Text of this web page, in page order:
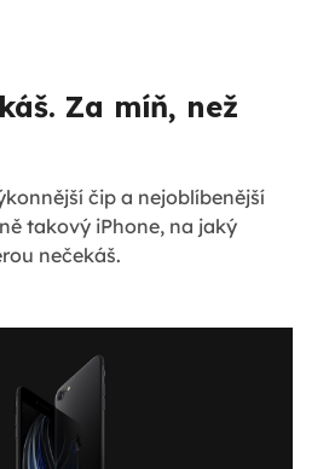
Za míň, než
čip a nejoblíbenější
takový iPhone, na jaký
nečekáš.